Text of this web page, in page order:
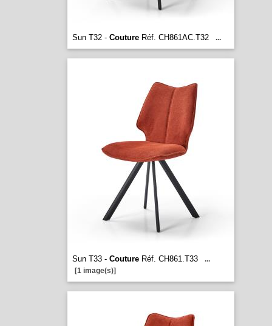
Sun T32 - CoutureRéf. CH861AC.T32 ...
Sun T33 - CoutureRéf. CH861.T33
...
[1 image(s)]